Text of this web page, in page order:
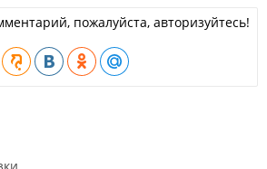
пожалуйста, авторизуйтесь!